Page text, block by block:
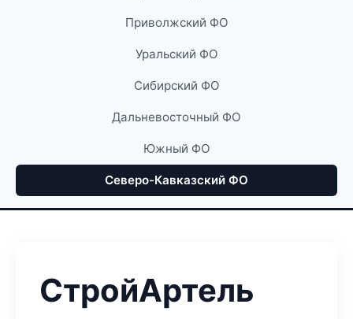
Приволжский ФО
Уральский ФО
Сибирский ФО
Дальневосточный ФО
Южный ФО
Северо-Кавказский ФО
СтройАртель